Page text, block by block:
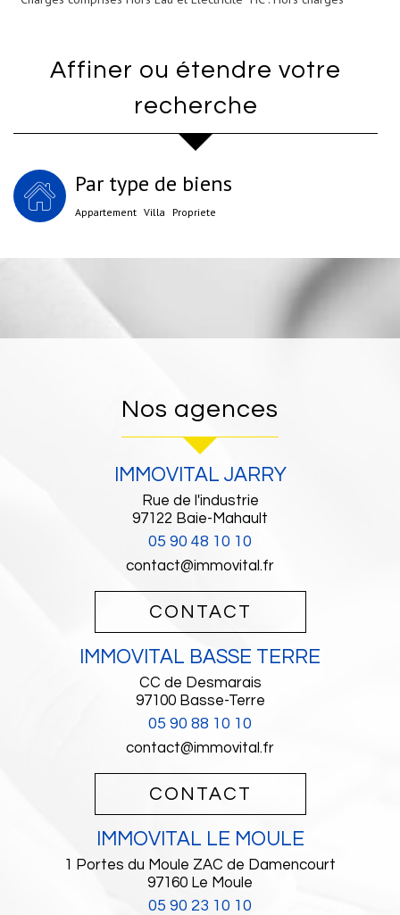
Affiner ou étendre votre
recherche
Par type de biens
Appartement Villa Propriete
Nos agences
IMMOVITAL JARRY
Rue de l'industrie
97122 Baie-Mahault
05 90 48 10 10
contact@immovital.fr
CONTACT
IMMOVITAL BASSE TERRE
CC de Desmarais
97100 Basse-Terre
05 90 88 10 10
contact@immovital.fr
CONTACT
IMMOVITAL LE MOULE
1 Portes du Moule ZAC de Damencourt
97160 Le Moule
05 90 23 10 10